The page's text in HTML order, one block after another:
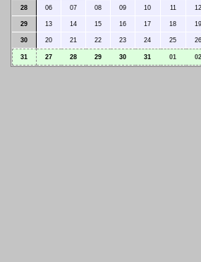
28 06 07 08 09 10 11 12
29 13 14 15 16 17 18 19
30 20 21 22 23 24 25 26
31 27 28 29 30 31 01 02